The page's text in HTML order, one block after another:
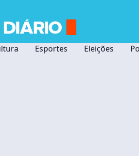
Esportes Eleições